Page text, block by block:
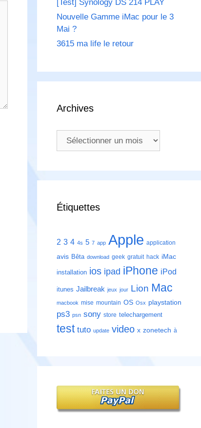
[Test] Synology DS 214 PLAY
Nouvelle Gamme iMac pour le 3
Mai ?
3615 ma life le retour
Archives
Archives
Étiquettes
2 3 4 4s 5 7 app Apple application
avis Bêta download geek gratuit hack iMac
installation ios ipad iPhone iPod
itunes Jailbreak jeux jour Lion Mac
macbook mise mountain OS Osx playstation
ps3 psn sony store telechargement
test tuto update video x zonetech à